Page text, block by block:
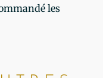
les